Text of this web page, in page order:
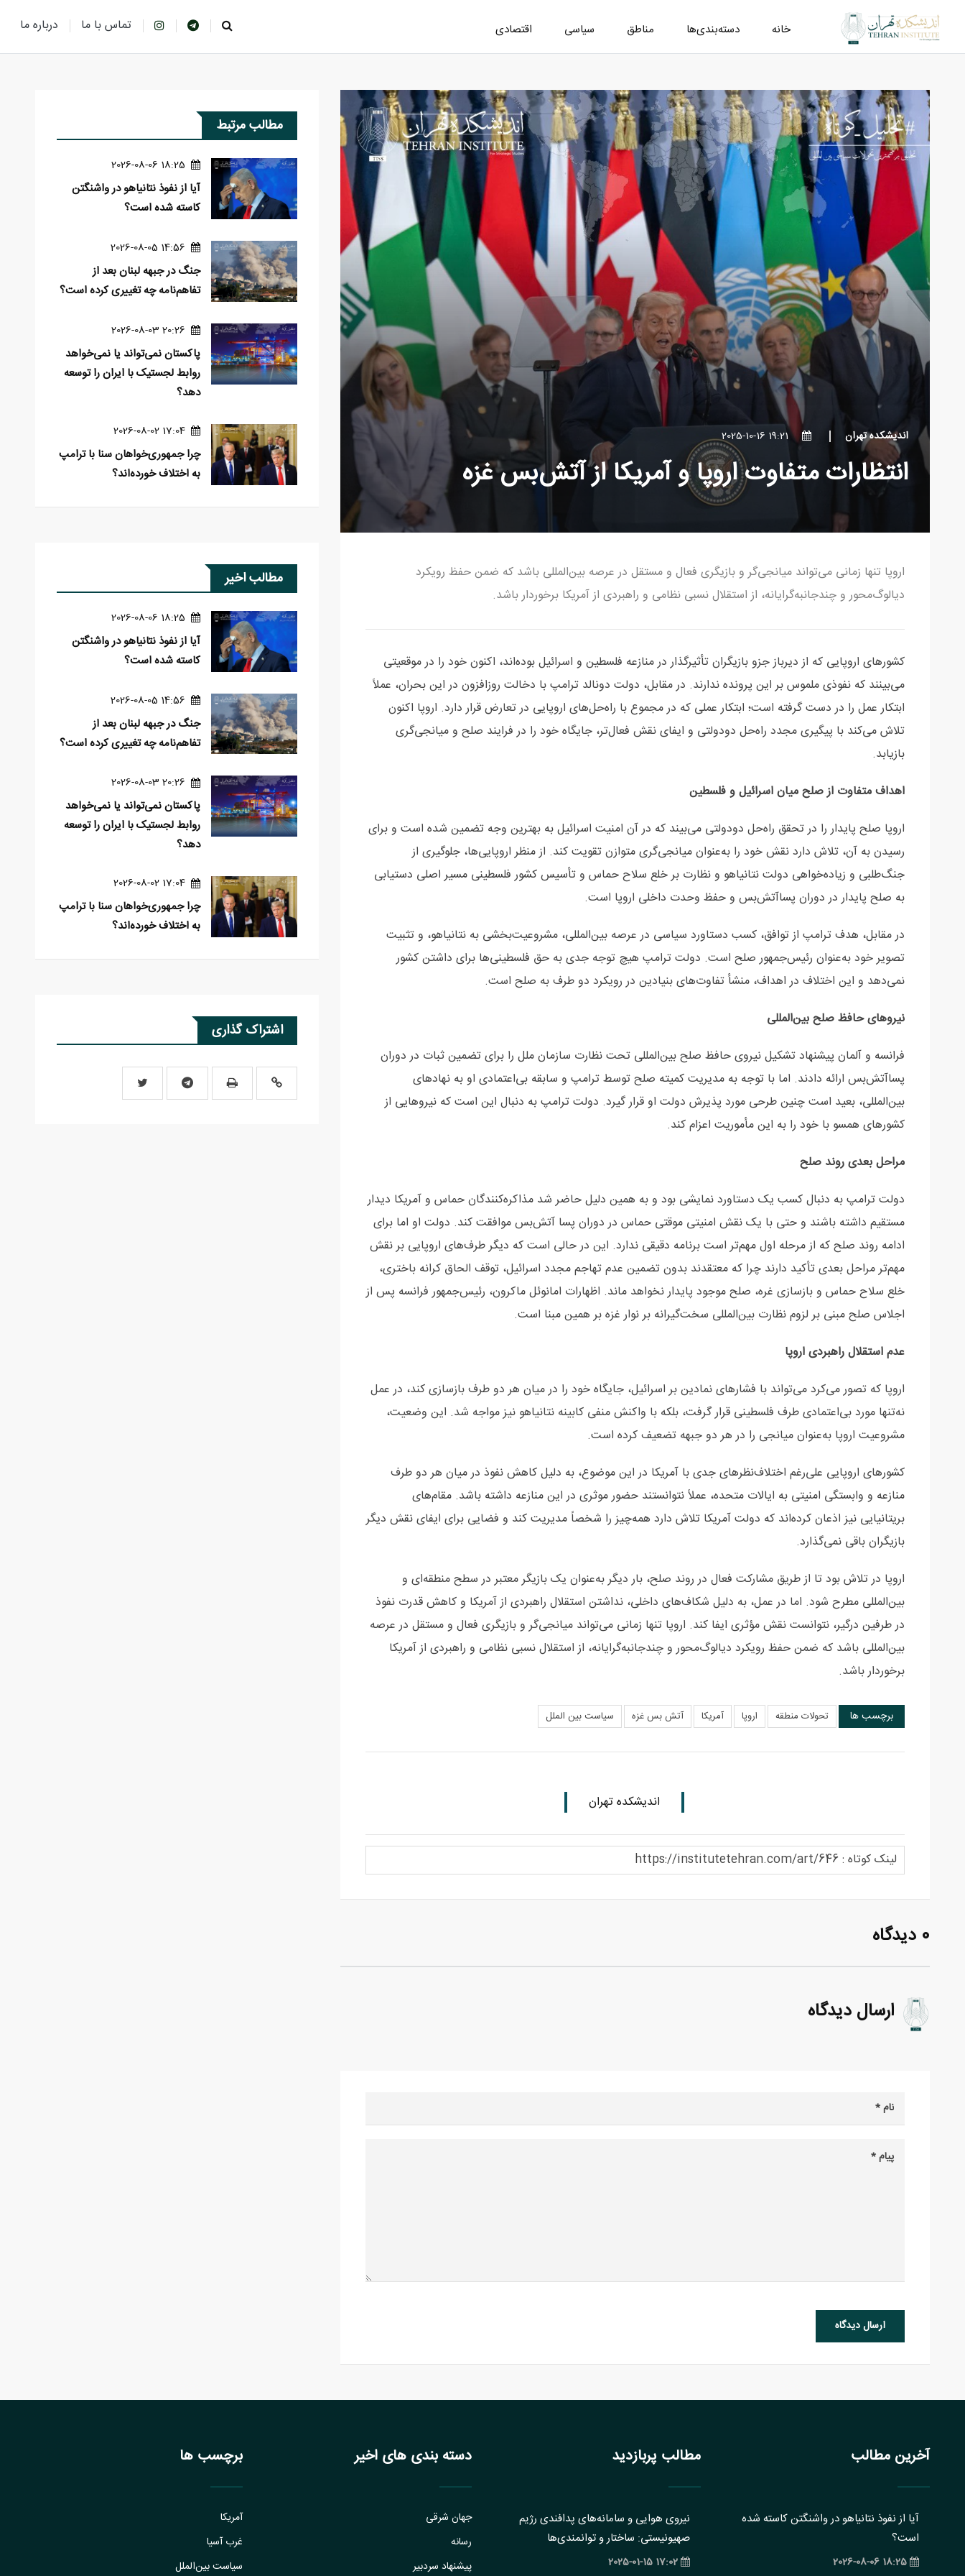
خانه دسته‌بندی‌ها مناطق سیاسی اقتصادی تماس با ما درباره ما
اندیشکده تهران 19:21 2025-10-16
انتظارات متفاوت اروپا و آمریکا از آتش‌بس غزه
اروپا تنها زمانی می‌تواند میانجی‌گر و بازیگری فعال و مستقل در عرصه بین‌المللی باشد که ضمن حفظ رویکرد
دیالوگ‌محور و چندجانبه‌گرایانه، از استقلال نسبی نظامی و راهبردی از آمریکا برخوردار باشد.
کشورهای اروپایی که از دیرباز جزو بازیگران تأثیرگذار در منازعه فلسطین و اسرائیل بوده‌اند، اکنون خود را در موقعیتی
می‌بینند که نفوذی ملموس بر این پرونده ندارند. در مقابل، دولت دونالد ترامپ با دخالت روزافزون در این بحران، عملاً
ابتکار عمل را در دست گرفته است؛ ابتکار عملی که در مجموع با راه‌حل‌های اروپایی در تعارض قرار دارد. اروپا اکنون
تلاش می‌کند با پیگیری مجدد راه‌حل دو‌دولتی و ایفای نقش فعال‌تر، جایگاه خود را در فرایند صلح و میانجی‌گری
بازیابد.
اهداف متفاوت از صلح میان اسرائیل و فلسطین
اروپا صلح پایدار را در تحقق راه‌حل دو‌دولتی می‌بیند که در آن امنیت اسرائیل به بهترین وجه تضمین شده است و برای
رسیدن به آن، تلاش دارد نقش خود را به‌عنوان میانجی‌گری متوازن تقویت کند. از منظر اروپایی‌ها، جلوگیری از
جنگ‌طلبی و زیاده‌خواهی دولت نتانیاهو و نظارت بر خلع سلاح حماس و تأسیس کشور فلسطینی مسیر اصلی دستیابی
به صلح پایدار در دوران پسا‌آتش‌بس و حفظ وحدت داخلی اروپا است.
در مقابل، هدف ترامپ از توافق، کسب دستاورد سیاسی در عرصه بین‌المللی، مشروعیت‌بخشی به نتانیاهو، و تثبیت
تصویر خود به‌عنوان رئیس‌جمهور صلح است. دولت ترامپ هیچ توجه جدی به حق فلسطینی‌ها برای داشتن کشور
نمی‌دهد و این اختلاف در اهداف، منشأ تفاوت‌های بنیادین در رویکرد دو طرف به صلح است.
نیروهای حافظ صلح بین‌المللی
فرانسه و آلمان پیشنهاد تشکیل نیروی حافظ صلح بین‌المللی تحت نظارت سازمان ملل را برای تضمین ثبات در دوران
پساآتش‌بس ارائه دادند. اما با توجه به مدیریت کمیته صلح توسط ترامپ و سابقه بی‌اعتمادی او به نهادهای
بین‌المللی، بعید است چنین طرحی مورد پذیرش دولت او قرار گیرد. دولت ترامپ به دنبال این است که نیروهایی از
کشورهای همسو با خود را به این مأموریت اعزام کند.
مراحل بعدی روند صلح
دولت ترامپ به دنبال کسب یک دستاورد نمایشی بود و به همین دلیل حاضر شد مذاکره‌کنندگان حماس و آمریکا دیدار
مستقیم داشته باشند و حتی با یک نقش امنیتی موقتی حماس در دوران پسا آتش‌بس موافقت کند. دولت او اما برای
ادامه روند صلح که از مرحله اول مهم‌تر است برنامه دقیقی ندارد. این در حالی است که دیگر طرف‌های اروپایی بر نقش
مهم‌تر مراحل بعدی تأکید دارند چرا که معتقدند بدون تضمین عدم تهاجم مجدد اسرائیل، توقف الحاق کرانه باختری،
خلع سلاح حماس و بازسازی غره، صلح موجود پایدار نخواهد ماند. اظهارات امانوئل ماکرون، رئیس‌جمهور فرانسه پس از
اجلاس صلح مبنی بر لزوم نظارت بین‌المللی سخت‌گیرانه بر نوار غزه بر همین مبنا است.
عدم استقلال راهبردی اروپا
اروپا که تصور می‌کرد می‌تواند با فشارهای نمادین بر اسرائیل، جایگاه خود را در میان هر دو طرف بازسازی کند، در عمل
نه‌تنها مورد بی‌اعتمادی طرف فلسطینی قرار گرفت، بلکه با واکنش منفی کابینه نتانیاهو نیز مواجه شد. این وضعیت،
مشروعیت اروپا به‌عنوان میانجی را در هر دو جبهه تضعیف کرده است.
کشورهای اروپایی علی‌رغم اختلاف‌نظرهای جدی با آمریکا در این موضوع، به دلیل کاهش نفوذ در میان هر دو طرف
منازعه و وابستگی امنیتی به ایالات متحده، عملاً نتوانستند حضور موثری در این منازعه داشته باشد. مقام‌های
بریتانیایی نیز اذعان کرده‌اند که دولت آمریکا تلاش دارد همه‌چیز را شخصاً مدیریت کند و فضایی برای ایفای نقش دیگر
بازیگران باقی نمی‌گذارد.
اروپا در تلاش بود تا از طریق مشارکت فعال در روند صلح، بار دیگر به‌عنوان یک بازیگر معتبر در سطح منطقه‌ای و
بین‌المللی مطرح شود. اما در عمل، به دلیل شکاف‌های داخلی، نداشتن استقلال راهبردی از آمریکا و کاهش قدرت نفوذ
در طرفین درگیر، نتوانست نقش مؤثری ایفا کند. اروپا تنها زمانی می‌تواند میانجی‌گر و بازیگری فعال و مستقل در عرصه
بین‌المللی باشد که ضمن حفظ رویکرد دیالوگ‌محور و چندجانبه‌گرایانه، از استقلال نسبی نظامی و راهبردی از آمریکا
برخوردار باشد.
برچسب ها تحولات منطقه اروپا آمریکا آتش بس غزه سیاست بین الملل
اندیشکده تهران
لینک کوتاه : https://institutetehran.com/art/646
0 دیدگاه
ارسال دیدگاه
ارسال دیدگاه
مطالب مرتبط
18:25 2026-08-06
آیا از نفوذ نتانیاهو در واشنگتن
کاسته شده است؟
14:56 2026-08-05
جنگ در جبهه لبنان بعد از
تفاهم‌نامه چه تغییری کرده است؟
20:26 2026-08-03
پاکستان نمی‌تواند یا نمی‌خواهد
روابط لجستیک با ایران را توسعه
دهد؟
17:04 2026-08-02
چرا جمهوری‌خواهان سنا با ترامپ
به اختلاف خورده‌اند؟
مطالب اخیر
18:25 2026-08-06
آیا از نفوذ نتانیاهو در واشنگتن
کاسته شده است؟
14:56 2026-08-05
جنگ در جبهه لبنان بعد از
تفاهم‌نامه چه تغییری کرده است؟
20:26 2026-08-03
پاکستان نمی‌تواند یا نمی‌خواهد
روابط لجستیک با ایران را توسعه
دهد؟
17:04 2026-08-02
چرا جمهوری‌خواهان سنا با ترامپ
به اختلاف خورده‌اند؟
اشتراک گذاری
آخرین مطالب
آیا از نفوذ نتانیاهو در واشنگتن کاسته شده
است؟
18:25 2026-08-06
مطالب پربازدید
نیروی هوایی و سامانه‌های پدافندی رژیم
صهیونیستی: ساختار و ‏توانمندی‌ها
17:02 2025-01-15
دسته بندی های اخیر
جهان شرقی
رسانه
پیشنهاد سردبیر
برچسب ها
آمریکا
غرب آسیا
سیاست بین‌الملل